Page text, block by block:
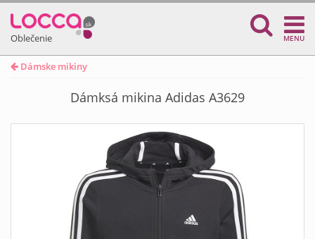
Oblečenie MENU
Dámske mikiny
Dámksá mikina Adidas A3629